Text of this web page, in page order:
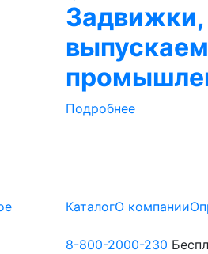
Задвижки,
Подробнее
КаталогО компании
8-800-2000-230